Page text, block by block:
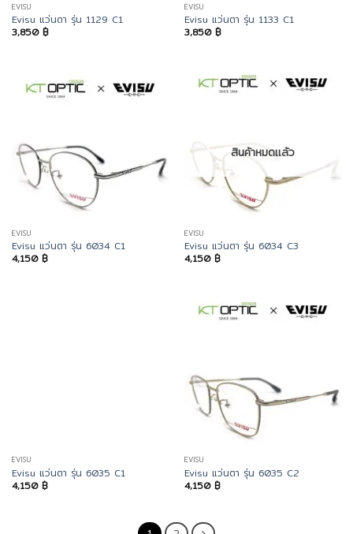
EVISU
Evisu แว่นตา รุ่น 1129 C1
3,850 ฿
EVISU
Evisu แว่นตา รุ่น 1133 C1
3,850 ฿
EVISU
Evisu แว่นตา รุ่น 6034 C1
4,150 ฿
สินค้าหมดแล้ว
EVISU
Evisu แว่นตา รุ่น 6034 C3
4,150 ฿
EVISU
Evisu แว่นตา รุ่น 6035 C1
4,150 ฿
EVISU
Evisu แว่นตา รุ่น 6035 C2
4,150 ฿